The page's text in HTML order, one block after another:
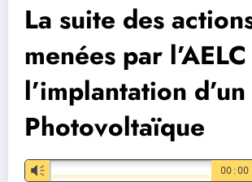
La suite des
menées par
l’implantation
Photovoltaïque
Vm 00:00